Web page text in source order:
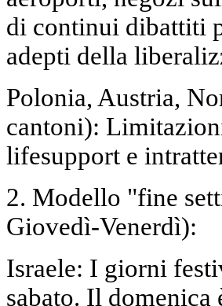
di continui dibattiti
adepti della
Polonia, Austria,
cantoni):
lifesupport e
2. Modello "fine
Giovedì-Venerdì):
Israele: I giorni
sabato. Il